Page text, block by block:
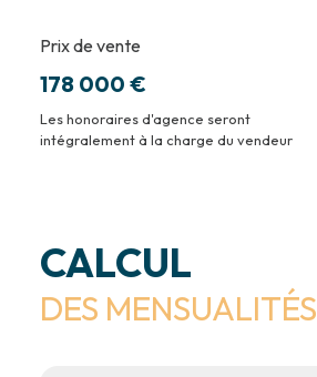
Prix de vente
178 000 €
Les honoraires d'agence seront
intégralement à la charge du vendeur
CALCUL
DES MENSUALITÉS